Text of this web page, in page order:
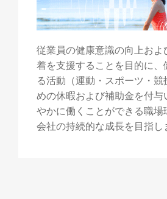
従業員の健康意識の向上およ
着を支援することを目的に、
る活動（運動・スポーツ・競
めの休暇および補助金を付与
やかに働くことができる職場
会社の持続的な成長を目指し